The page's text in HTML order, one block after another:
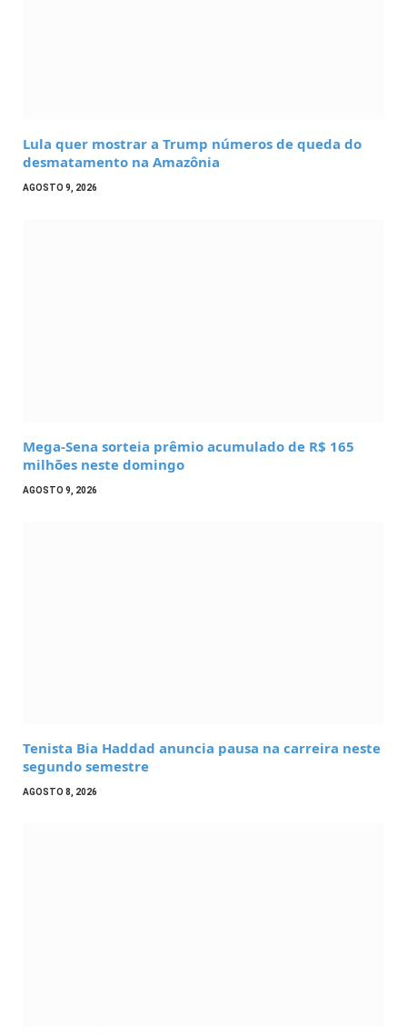
Lula quer mostrar a Trump números de queda do
desmatamento na Amazônia
AGOSTO 9, 2026
Mega-Sena sorteia prêmio acumulado de R$ 165
milhões neste domingo
AGOSTO 9, 2026
Tenista Bia Haddad anuncia pausa na carreira neste
segundo semestre
AGOSTO 8, 2026